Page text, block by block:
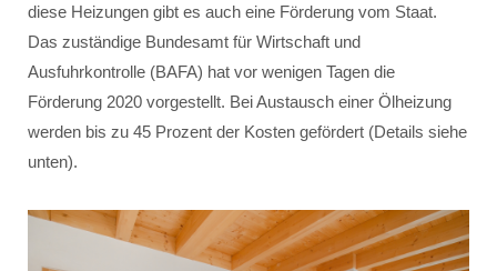
diese Heizungen gibt es auch eine Förderung vom Staat.
Das zuständige Bundesamt für Wirtschaft und
Ausfuhrkontrolle (BAFA) hat vor wenigen Tagen die
Förderung 2020 vorgestellt. Bei Austausch einer Ölheizung
werden bis zu 45 Prozent der Kosten gefördert (Details siehe
unten).